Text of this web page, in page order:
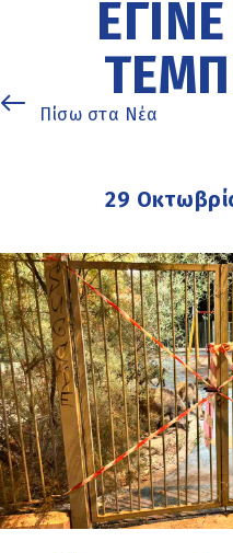
Πίσω στα Νέα
29